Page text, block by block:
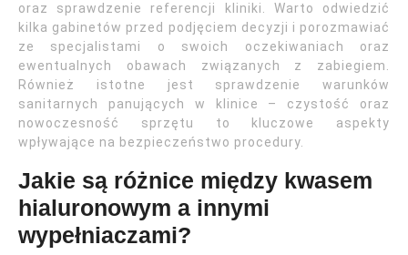
oraz sprawdzenie referencji kliniki. Warto odwiedzić
kilka gabinetów przed podjęciem decyzji i porozmawiać
ze specjalistami o swoich oczekiwaniach oraz
ewentualnych obawach związanych z zabiegiem.
Również istotne jest sprawdzenie warunków
sanitarnych panujących w klinice – czystość oraz
nowoczesność sprzętu to kluczowe aspekty
wpływające na bezpieczeństwo procedury.
Jakie są różnice między kwasem
hialuronowym a innymi
wypełniaczami?